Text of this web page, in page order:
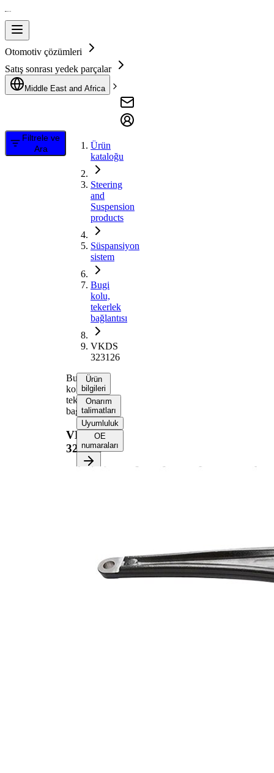
Otomotiv çözümleri
Satış sonrası yedek parçalar
Middle East and Africa
Filtrele ve
Ara
Ürün
kataloğu
Steering
and
Suspension
products
Süspansiyon
sistem
Bugi
kolu,
tekerlek
bağlantısı
VKDS
323126
Bugi
kolu,
tekerlek
bağlantısı
VKDS
323126
Ürün
bilgileri
Onarım
talimatları
Uyumluluk
OE
numaraları
Bugi kolu
Enine bugi kolu